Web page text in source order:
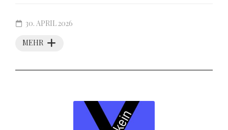
MEHR
30. APRIL 2026